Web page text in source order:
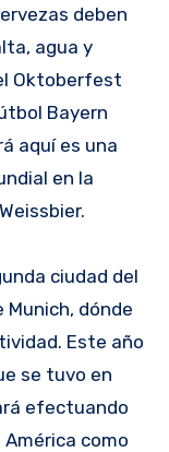
deben
agua y
Oktoberfest
Bayern
aquí es una
en la
ciudad del
Munich, dónde
Este año
se tuvo en
efectuando
como